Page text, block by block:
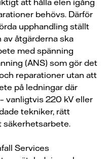
behövs. Därför
upphandling ställt
åtgärderna ska
med spänning
(ANS) som gör det
reparationer utan att
på ledningar där
vanligtvis 220 kV eller
tekniker, rätt
Services